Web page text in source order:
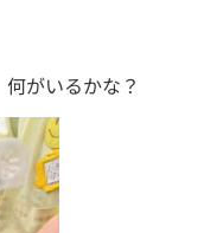
がいるかな？